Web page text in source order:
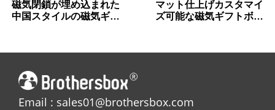
磁気閉鎖が埋め込まれた
中国スタイルの磁気ギフ
マット仕上げカスタマイ
ズ可能な磁気ギフトボッ
Email : sales01@brothersbox.com